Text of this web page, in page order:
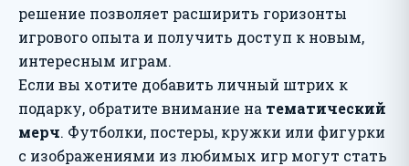
решение позволяет расширить горизонты
игрового опыта и получить доступ к новым,
интересным играм.
Если вы хотите добавить личный штрих к
подарку, обратите внимание на тематический
мерч. Футболки, постеры, кружки или фигурки
с изображениями из любимых игр могут стать